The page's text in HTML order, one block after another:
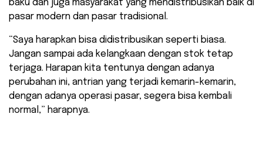
baku dan juga masyarakat yang mendistribusikan baik di
pasar modern dan pasar tradisional.
“Saya harapkan bisa didistribusikan seperti biasa.
Jangan sampai ada kelangkaan dengan stok tetap
terjaga. Harapan kita tentunya dengan adanya
perubahan ini, antrian yang terjadi kemarin-kemarin,
dengan adanya operasi pasar, segera bisa kembali
normal,” harapnya.